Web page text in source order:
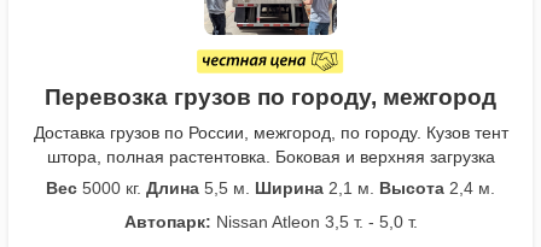
Перевозка грузов по городу, межгород
Доставка грузов по России, межгород, по городу. Кузов тент
штора, полная растентовка. Боковая и верхняя загрузка
Вес 5000 кг. Длина 5,5 м. Ширина 2,1 м. Высота 2,4 м.
Автопарк: Nissan Atleon 3,5 т. - 5,0 т.